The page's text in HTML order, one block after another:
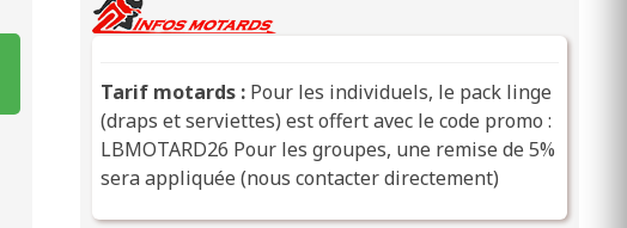
Tarif motards : Pour les individuels, le pack linge
(draps et serviettes) est offert avec le code promo :
LBMOTARD26 Pour les groupes, une remise de 5%
sera appliquée (nous contacter directement)